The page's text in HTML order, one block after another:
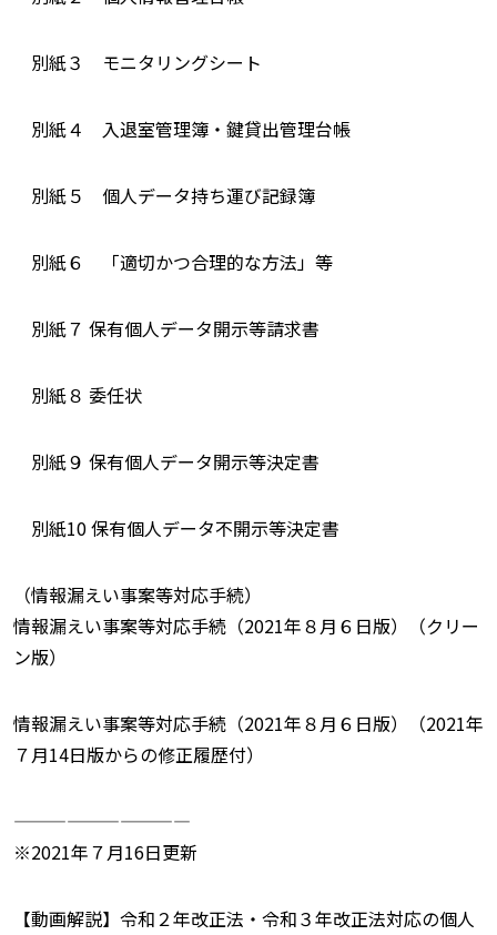
別紙３ モニタリングシート
別紙４ 入退室管理簿・鍵貸出管理台帳
別紙５ 個人データ持ち運び記録簿
別紙６ 「適切かつ合理的な方法」等
別紙７ 保有個人データ開示等請求書
別紙８ 委任状
別紙９ 保有個人データ開示等決定書
別紙10 保有個人データ不開示等決定書
（情報漏えい事案等対応手続）
情報漏えい事案等対応手続（2021年８月６日版）（クリー
ン版）
情報漏えい事案等対応手続（2021年８月６日版）（2021年
７月14日版からの修正履歴付）
——————————
※2021年７月16日更新
【動画解説】令和２年改正法・令和３年改正法対応の個人